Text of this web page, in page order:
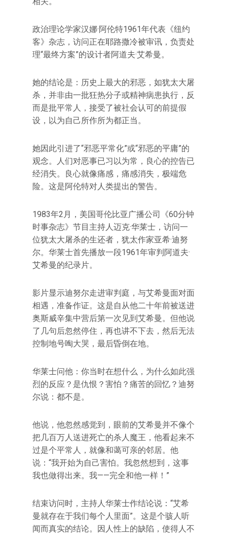
政治理论学家汉娜·阿伦特1961年代表《纽约
客》杂志，访问正在耶路撒冷被审讯，负责处
理“最终方案”的设计者阿道夫·艾希曼。
她的结论是：历史上最大的邪恶，如犹太大屠
杀，并非由一批狂热分子或精神病患执行，反
而是批平常人，接受了被社会认可的前提假
设，以为自己所作所为都正当。
她因此引进了“邪恶平常化”或“邪恶的平庸”的
观念。人们对恶事已习以为常，良心的控告已
经消失。良心就像痛感，痛感消失，极端危
险。这是阿伦特对人类提出的警告。
1983年2月，美国哥伦比亚广播公司《60分钟
时事杂志》节目主持人迈克·华莱士，访问一
位犹太大屠杀的生还者，犹太作家亚希·迪努
尔。华莱士首先播放一段1961年审判阿道夫·
艾希曼的纪录片。
影片显示迪努尔走进审判庭，与艾希曼面对面
相遇，准备作证。这是自从他二十年前被送进
奥斯威辛集中营后第一次见到艾希曼。但他说
了几句后忽然停住，再也讲不下去，然后无法
控制地号啕大哭，最后昏倒在地。
华莱士问他：你当时在想什么，为什么如此强
烈的反应？是仇恨？害怕？痛苦的回忆？迪努
尔说：都不是。
他说，他忽然感觉到，眼前的艾希曼并不像个
把几百万人送进死亡的杀人魔王，他看起来不
过是个平常人，就像和蔼可亲的邻居。他
说：“我开始为自己害怕。我忽然想到，这事
我也做得出来。我——完全和他一样！”
结束访问时，主持人华莱士作结论说：“艾希
曼就存在于我们每个人里面”。这是个骇人听
闻而真实的结论。因人性上的缺陷，使得人不